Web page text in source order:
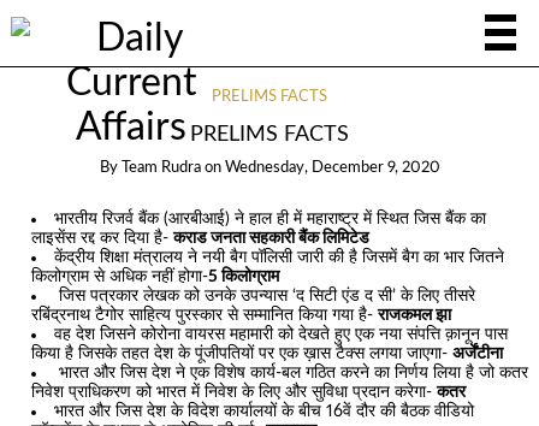
PRELIMS FACTS
PRELIMS FACTS
By Team Rudra on Wednesday, December 9, 2020
भारतीय रिजर्व बैंक (आरबीआई) ने हाल ही में महाराष्ट्र में स्थित जिस बैंक का
लाइसेंस रद्द कर दिया है-कराड जनता सहकारी बैंक लिमिटेड
केंद्रीय शिक्षा मंत्रालय ने नयी बैग पॉलिसी जारी की है जिसमें बैग का भार जितने
किलोग्राम से अधिक नहीं होगा-5 किलोग्राम
जिस पत्रकार लेखक को उनके उपन्यास ‘द सिटी एंड द सी’ के लिए तीसरे
रबिंद्रनाथ टैगोर साहित्य पुरस्कार से सम्मानित किया गया है-राजकमल झा
वह देश जिसने कोरोना वायरस महामारी को देखते हुए एक नया संपत्ति क़ानून पास
किया है जिसके तहत देश के पूंजीपतियों पर एक ख़ास टैक्स लगया जाएगा-अर्जेंटीना
भारत और जिस देश ने एक विशेष कार्य-बल गठित करने का निर्णय लिया है जो कतर
निवेश प्राधिकरण को भारत में निवेश के लिए और सुविधा प्रदान करेगा-कतर
भारत और जिस देश के विदेश कार्यालयों के बीच 16वें दौर की बैठक वीडियो